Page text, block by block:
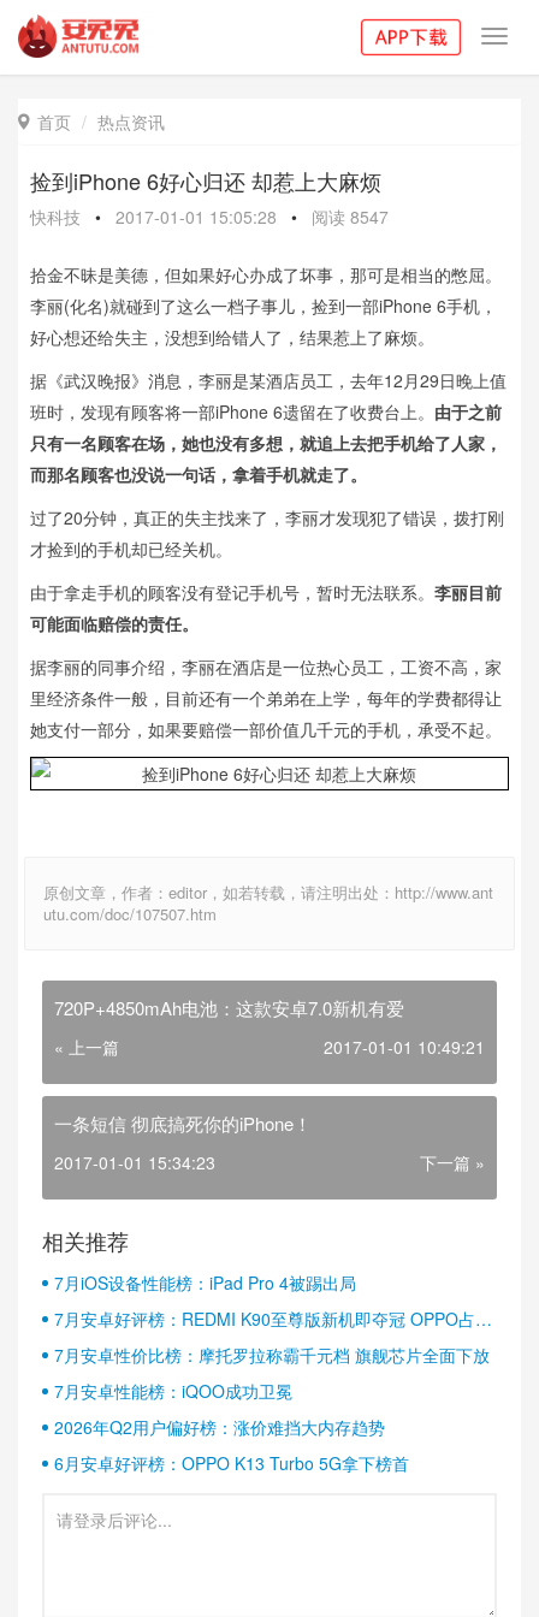
 首页 热点资讯
捡到iPhone 6好心归还 却惹上大麻烦
快科技 • 2017-01-01 15:05:28 • 阅读 8547
拾金不昧是美德，但如果好心办成了坏事，那可是相当的憋屈。
李丽(化名)就碰到了这么一档子事儿，捡到一部iPhone 6手机，
好心想还给失主，没想到给错人了，结果惹上了麻烦。
据《武汉晚报》消息，李丽是某酒店员工，去年12月29日晚上值
班时，发现有顾客将一部iPhone 6遗留在了收费台上。 由于之前
只有一名顾客在场，她也没有多想，就追上去把手机给了人家，
而那名顾客也没说一句话，拿着手机就走了。
过了20分钟，真正的失主找来了，李丽才发现犯了错误，拨打刚
才捡到的手机却已经关机。
由于拿走手机的顾客没有登记手机号，暂时无法联系。 李丽目前
可能面临赔偿的责任。
据李丽的同事介绍，李丽在酒店是一位热心员工，工资不高，家
里经济条件一般，目前还有一个弟弟在上学，每年的学费都得让
她支付一部分，如果要赔偿一部价值几千元的手机，承受不起。
原创文章，作者：editor，如若转载，请注明出处：http://www.ant
utu.com/doc/107507.htm
720P+4850mAh电池：这款安卓7.0新机有爱
« 上一篇 2017-01-01 10:49:21
一条短信 彻底搞死你的iPhone！
2017-01-01 15:34:23 下一篇 »
相关推荐
7月iOS设备性能榜：iPad Pro 4被踢出局
7月安卓好评榜：REDMI K90至尊版新机即夺冠 OPPO占据
半壁江山
7月安卓性价比榜：摩托罗拉称霸千元档 旗舰芯片全面下放
7月安卓性能榜：iQOO成功卫冕
2026年Q2用户偏好榜：涨价难挡大内存趋势
6月安卓好评榜：OPPO K13 Turbo 5G拿下榜首